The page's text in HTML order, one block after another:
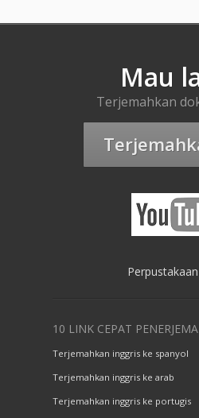
Mau
Terjemahkan
10 LINK CEPAT
Terjemahkan inggris ke spanyol
Terjemahkan inggris ke arab
Terjemahkan inggris ke portugis